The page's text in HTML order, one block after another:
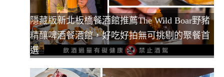
隱藏版新北板橋餐酒館推薦The Wild Boar野豬
精釀啤酒餐酒館，好吃好拍無可挑剔的聚餐首
選